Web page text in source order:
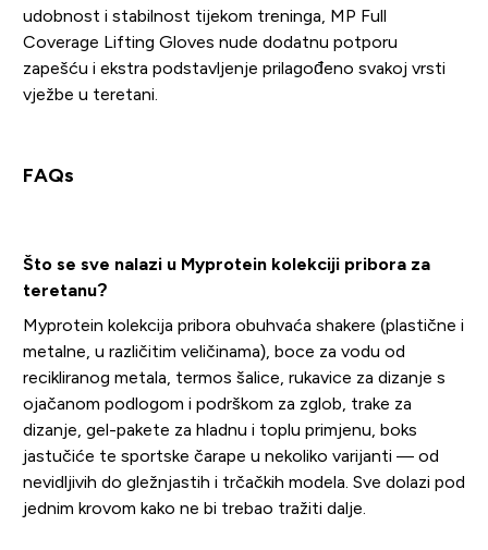
udobnost i stabilnost tijekom treninga, MP Full
Coverage Lifting Gloves nude dodatnu potporu
zapešću i ekstra podstavljenje prilagođeno svakoj vrsti
vježbe u teretani.
FAQs
Što se sve nalazi u Myprotein kolekciji pribora za
teretanu?
Myprotein kolekcija pribora obuhvaća shakere (plastične i
metalne, u različitim veličinama), boce za vodu od
recikliranog metala, termos šalice, rukavice za dizanje s
ojačanom podlogom i podrškom za zglob, trake za
dizanje, gel-pakete za hladnu i toplu primjenu, boks
jastučiće te sportske čarape u nekoliko varijanti — od
nevidljivih do gležnjastih i trčačkih modela. Sve dolazi pod
jednim krovom kako ne bi trebao tražiti dalje.